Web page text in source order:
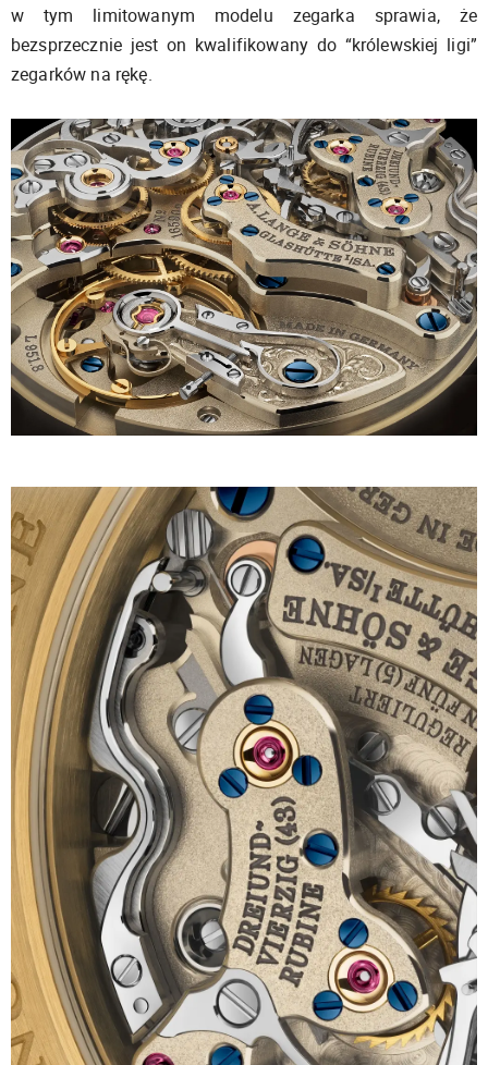
w tym limitowanym modelu zegarka sprawia, że
bezsprzecznie jest on kwalifikowany do “królewskiej ligi”
zegarków na rękę.